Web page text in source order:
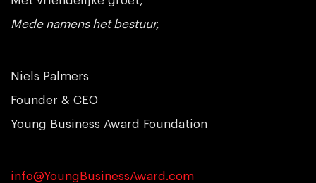
Mede namens het bestuur,
Niels Palmers
Founder & CEO
Young Business Award Foundation
info@YoungBusinessAward.com